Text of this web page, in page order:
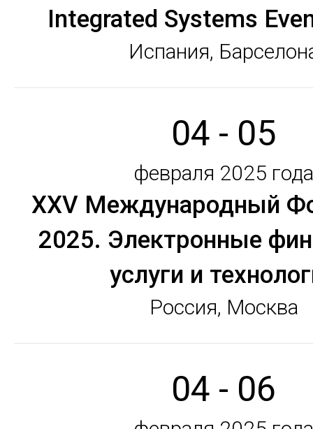
Integrated Systems
Испания,
04 - 05
февраля 2025 года
XXV Международный
2025. Электронные
услуги и
Россия, Москва
04 - 06